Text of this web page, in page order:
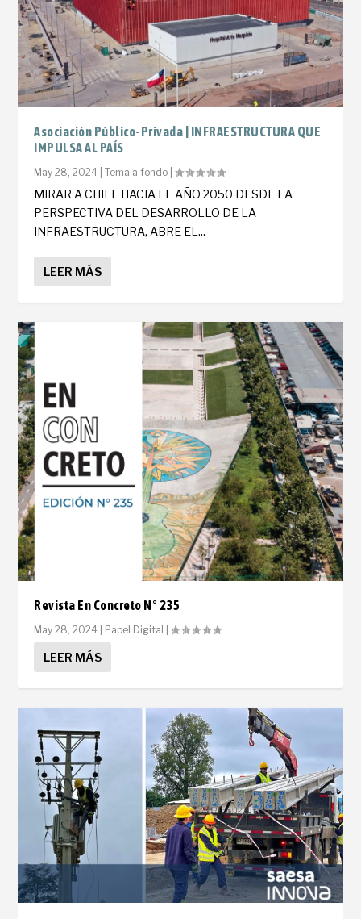
Asociación Público-Privada | INFRAESTRUCTURA QUE
IMPULSA AL PAÍS
May 28, 2024 |Tema a fondo |
MIRAR A CHILE HACIA EL AÑO 2050 DESDE LA
PERSPECTIVA DEL DESARROLLO DE LA
INFRAESTRUCTURA, ABRE EL...
LEER MÁS
Revista En Concreto N° 235
May 28, 2024 Papel Digital |
LEER MÁS